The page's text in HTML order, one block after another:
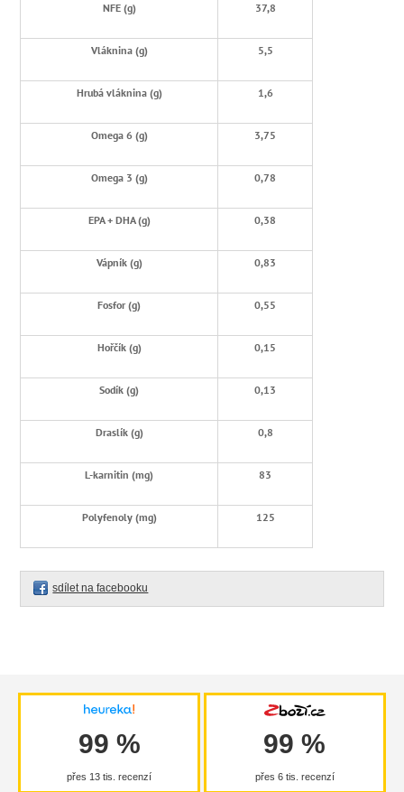
NFE (g) 37,8
Vláknina (g) 5,5
Hrubá vláknina (g) 1,6
Omega 6 (g) 3,75
Omega 3 (g) 0,78
EPA + DHA (g) 0,38
Vápník (g) 0,83
Fosfor (g) 0,55
Hořčík (g) 0,15
Sodík (g) 0,13
Draslík (g) 0,8
L-karnitin (mg) 83
Polyfenoly (mg) 125
sdílet na facebooku
99 %
přes 13 tis. recenzí
99 %
přes 6 tis. recenzí